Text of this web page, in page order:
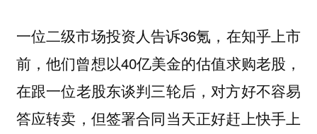
一位二级市场投资人告诉36氪，在知乎上市
前，他们曾想以40亿美金的估值求购老股，
在跟一位老股东谈判三轮后，对方好不容易
答应转卖，但签署合同当天正好赶上快手上